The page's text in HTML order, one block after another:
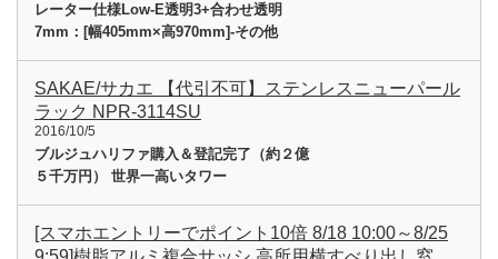
レーター仕様Low-E透明3+合わせ透明
7mm：[幅405mm×高970mm]-その他
SAKAE/サカエ 【代引不可】ステンレスニューパール
ラック NPR-3114SU
2016/10/5
ブルジュハリファ購入＆登記完了（約２億
５千万円） 世界一高いタワー
[スマホエントリーでポイント10倍 8/18 10:00～8/25